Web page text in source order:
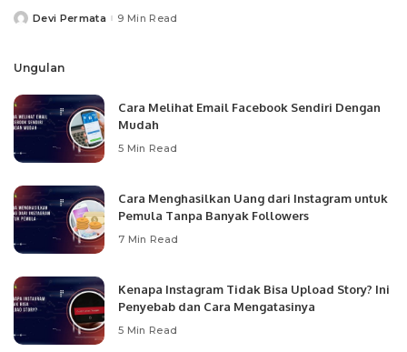
PostedDevi Permata 9 Min Read
Ungulan
Cara Melihat Email Facebook Sendiri Dengan
Mudah
5 Min Read
Cara Menghasilkan Uang dari Instagram untuk
Pemula Tanpa Banyak Followers
7 Min Read
Kenapa Instagram Tidak Bisa Upload Story? Ini
Penyebab dan Cara Mengatasinya
5 Min Read